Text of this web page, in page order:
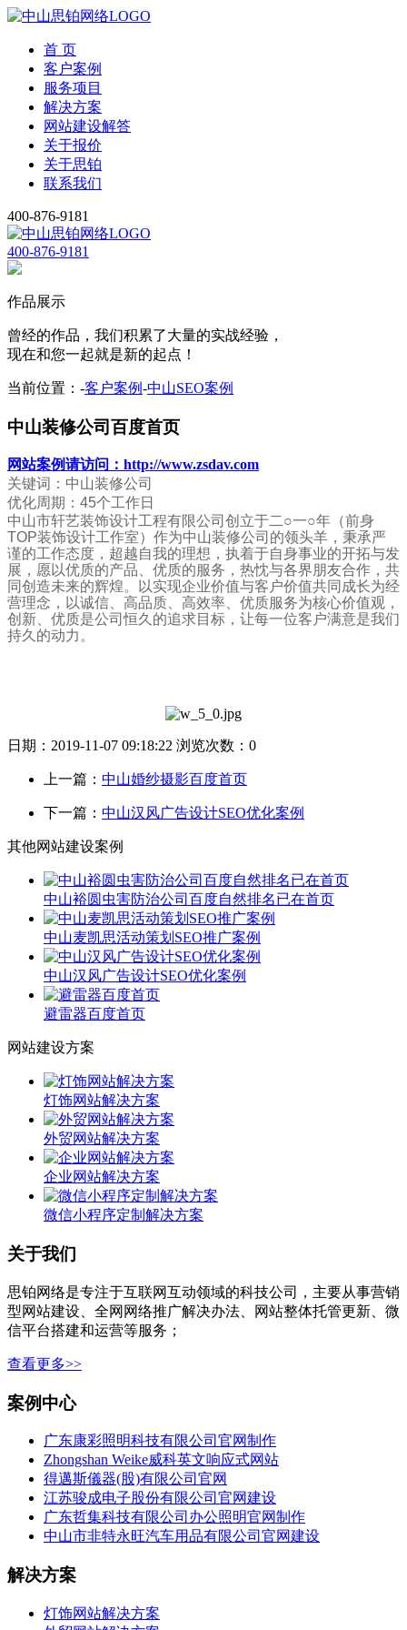
首 页
客户案例
服务项目
解决方案
网站建设解答
关于报价
关于思铂
联系我们
400-876-9181
400-876-9181
作品展示
曾经的作品，我们积累了大量的实战经验，
现在和您一起就是新的起点！
当前位置：-客户案例-中山SEO案例
中山装修公司百度首页
网站案例请访问：http://www.zsdav.com
关键词：中山装修公司
优化周期：45个工作日
中山市轩艺装饰设计工程有限公司创立于二○一○年（前身
TOP装饰设计工作室）作为中山装修公司 的领头羊，秉承严
谨的工作态度，超越自我的理想，执着于自身事业的开拓与发
展，愿以优质的产品、优质的服务，热忱与各界朋友合作，共
同创造未来的辉煌。以实现企业价值与客户价值共同成长为经
营理念，以诚信、高品质、高效率、优质服务为核心价值观，
创新、优质是公司恒久的追求目标，让每一位客户满意是我们
持久的动力。
日期： 2019-11-07 09:18:22 浏览次数： 0
上一篇： 中山婚纱摄影百度首页
下一篇： 中山汉风广告设计SEO优化案例
其他网站建设案例
中山裕圆虫害防治公司百度自然排名已在首页
中山麦凯思活动策划SEO推广案例
中山汉风广告设计SEO优化案例
避雷器百度首页
网站建设方案
灯饰网站解决方案
外贸网站解决方案
企业网站解决方案
微信小程序定制解决方案
关于我们
思铂网络是专注于互联网互动领域的科技公司，主要从事营销
型网站建设、全网网络推广解决办法、网站整体托管更新、微
信平台搭建和运营等服务；
查看更多>>
案例中心
广东康彩照明科技有限公司官网制作
Zhongshan Weike威科英文响应式网站
得邁斯儀器(股)有限公司官网
江苏骏成电子股份有限公司官网建设
广东哲集科技有限公司办公照明官网制作
中山市非特永旺汽车用品有限公司官网建设
解决方案
灯饰网站解决方案